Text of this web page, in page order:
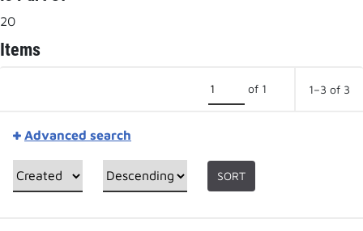
20
Items
of 1 1–3 of 3
Advanced search
SORT